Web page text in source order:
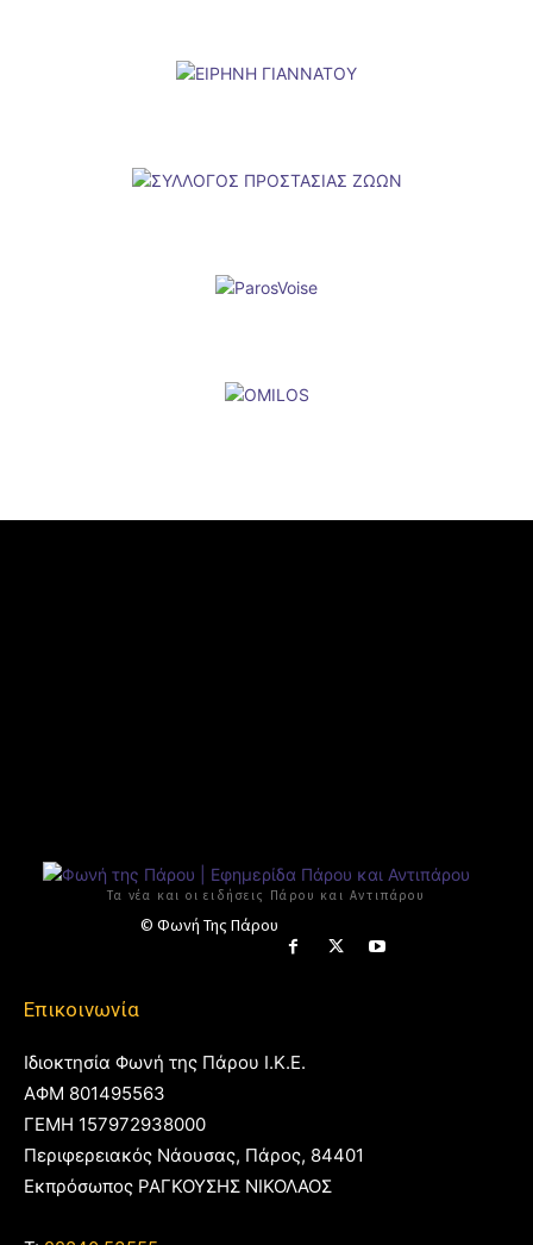
Τα νέα και οι ειδήσεις Πάρου και Αντιπάρου
© Φωνή Της Πάρου
Επικοινωνία
Ιδιοκτησία Φωνή της Πάρου Ι.Κ.Ε.
ΑΦΜ 801495563
ΓΕΜΗ 157972938000
Περιφερειακός Νάουσας, Πάρος, 84401
Εκπρόσωπος ΡΑΓΚΟΥΣΗΣ ΝΙΚΟΛΑΟΣ